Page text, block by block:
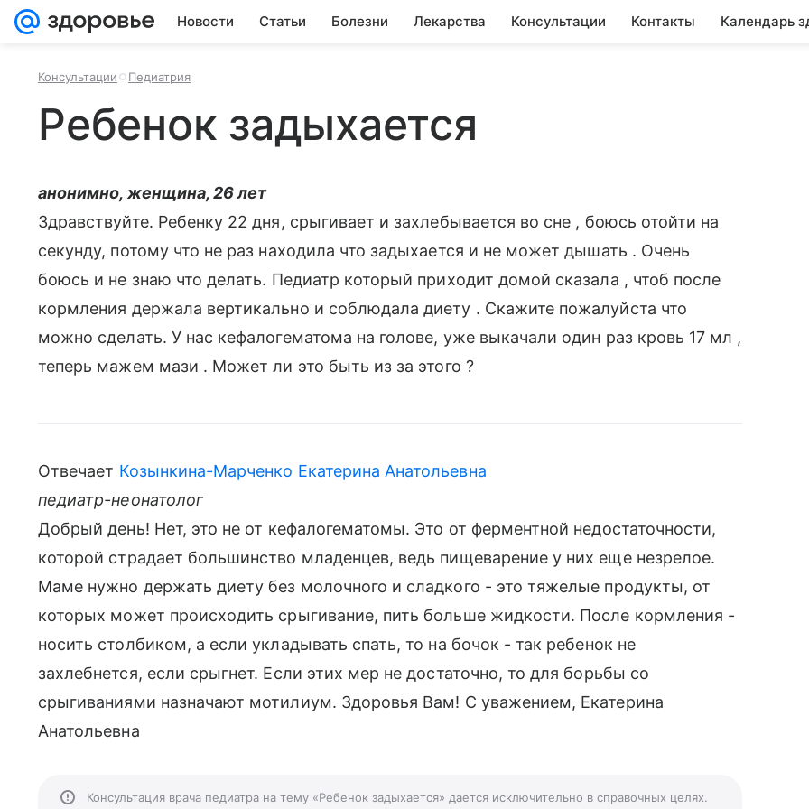
Новости Статьи Болезни Лекарства Консультации Контакты Календарь
Консультации Педиатрия
Ребенок задыхается
анонимно, женщина, 26 лет
Здравствуйте. Ребенку 22 дня, срыгивает и захлебывается во сне , боюсь отойти на
секунду, потому что не раз находила что задыхается и не может дышать . Очень
боюсь и не знаю что делать. Педиатр который приходит домой сказала , чтоб после
кормления держала вертикально и соблюдала диету . Скажите пожалуйста что
можно сделать. У нас кефалогематома на голове, уже выкачали один раз кровь 17 мл ,
теперь мажем мази . Может ли это быть из за этого ?
Отвечает Козынкина-Марченко Екатерина Анатольевна
педиатр-неонатолог
Добрый день! Нет, это не от кефалогематомы. Это от ферментной недостаточности,
которой страдает большинство младенцев, ведь пищеварение у них еще незрелое.
Маме нужно держать диету без молочного и сладкого - это тяжелые продукты, от
которых может происходить срыгивание, пить больше жидкости. После кормления -
носить столбиком, а если укладывать спать, то на бочок - так ребенок не
захлебнется, если срыгнет. Если этих мер не достаточно, то для борьбы со
срыгиваниями назначают мотилиум. Здоровья Вам! С уважением, Екатерина
Анатольевна
Консультация врача педиатра на тему «Ребенок задыхается» дается исключительно в справочных целях.